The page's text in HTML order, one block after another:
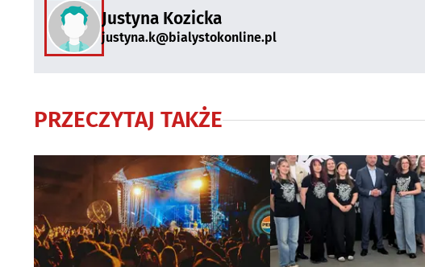
Justyna Kozicka
justyna.k@bialystokonline.pl
PRZECZYTAJ TAKŻE